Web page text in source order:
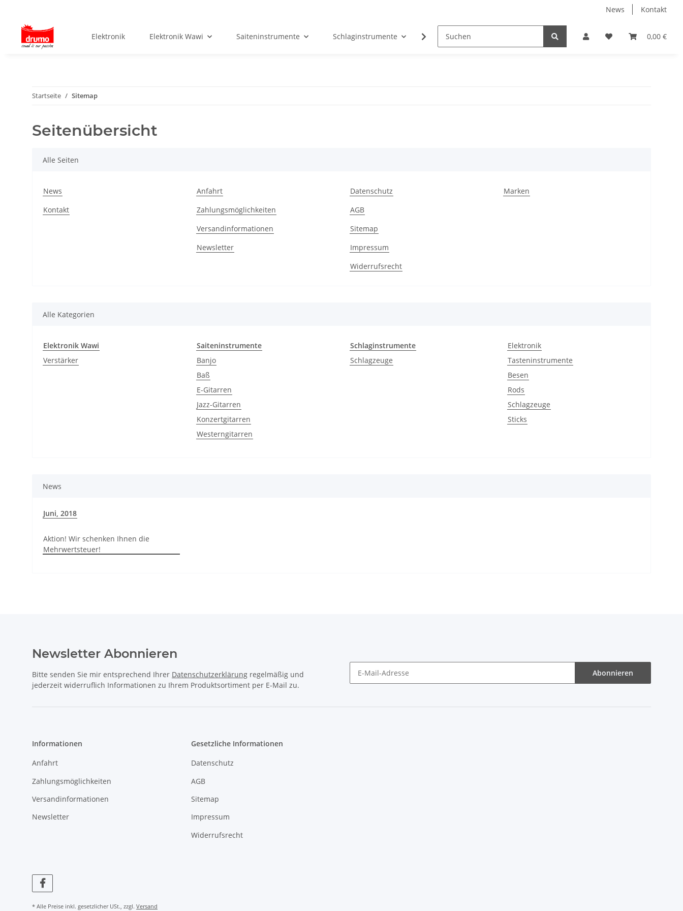
News Kontakt
0,00 €
Elektronik Elektronik Wawi Saiteninstrumente Schlaginstrumente Tasteninstrumente Schlagzeuge
Startseite Sitemap
Seitenübersicht
Alle Seiten
News
Kontakt
Anfahrt
Zahlungsmöglichkeiten
Versandinformationen
Newsletter
Datenschutz
AGB
Sitemap
Impressum
Widerrufsrecht
Marken
Alle Kategorien
Elektronik Wawi
Verstärker
Saiteninstrumente
Banjo
Baß
E-Gitarren
Jazz-Gitarren
Konzertgitarren
Westerngitarren
Schlaginstrumente
Schlagzeuge
Elektronik
Tasteninstrumente
Besen
Rods
Schlagzeuge
Sticks
News
Juni, 2018
Aktion! Wir schenken Ihnen die
Mehrwertsteuer!
Newsletter Abonnieren
Bitte senden Sie mir entsprechend Ihrer Datenschutzerklärung regelmäßig und
jederzeit widerruflich Informationen zu Ihrem Produktsortiment per E-Mail zu.
Abonnieren
Informationen
Anfahrt
Zahlungsmöglichkeiten
Versandinformationen
Newsletter
Gesetzliche Informationen
Datenschutz
AGB
Sitemap
Impressum
Widerrufsrecht
* Alle Preise inkl. gesetzlicher USt., zzgl. Versand